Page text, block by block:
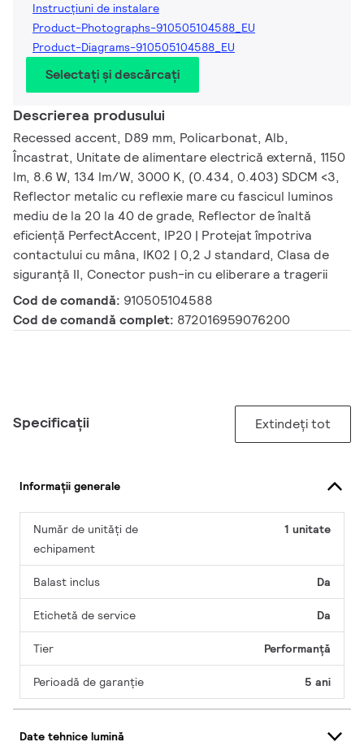
Instrucțiuni de instalare
Product-Photographs-910505104588_EU
Product-Diagrams-910505104588_EU
Selectați și descărcați
Descrierea produsului
Recessed accent, D89 mm, Policarbonat, Alb,
Încastrat, Unitate de alimentare electrică externă, 1150
lm, 8.6 W, 134 lm/W, 3000 K, (0.434, 0.403) SDCM <3,
Reflector metalic cu reflexie mare cu fascicul luminos
mediu de la 20 la 40 de grade, Reflector de înaltă
eficiență PerfectAccent, IP20 | Protejat împotriva
contactului cu mâna, IK02 | 0,2 J standard, Clasa de
siguranță II, Conector push-in cu eliberare a tragerii
Cod de comandă: 910505104588
Cod de comandă complet: 872016959076200
Specificații Extindeți tot
Informații generale
Număr de unități de
echipament
1 unitate
Balast inclus Da
Etichetă de service Da
Tier Performanță
Perioadă de garanţie 5 ani
Date tehnice lumină